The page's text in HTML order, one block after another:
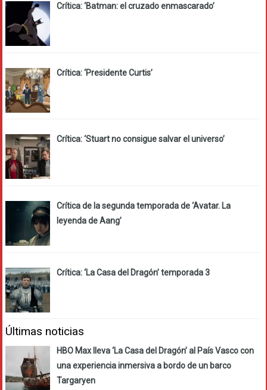
Crítica: ‘Batman: el cruzado enmascarado’
Crítica: ‘Presidente Curtis’
Crítica: ‘Stuart no consigue salvar el universo’
Crítica de la segunda temporada de ‘Avatar. La
leyenda de Aang’
Crítica: ‘La Casa del Dragón’ temporada 3
Últimas noticias
HBO Max lleva ‘La Casa del Dragón’ al País Vasco con
una experiencia inmersiva a bordo de un barco
Targaryen